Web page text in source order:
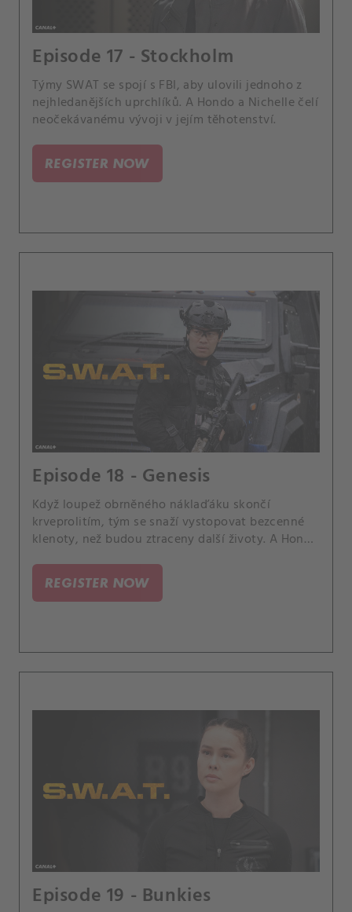
Episode 17 - Stockholm
Týmy SWAT se spojí s FBI, aby ulovili jednoho z
nejhledanějších uprchlíků. A Hondo a Nichelle čelí
neočekávanému vývoji v jejím těhotenství.
REGISTER NOW
Episode 18 - Genesis
Když loupež obrněného náklaďáku skončí
krveprolitím, tým se snaží vystopovat bezcenné
klenoty, než budou ztraceny další životy. A Hondu
REGISTER NOW
Episode 19 - Bunkies